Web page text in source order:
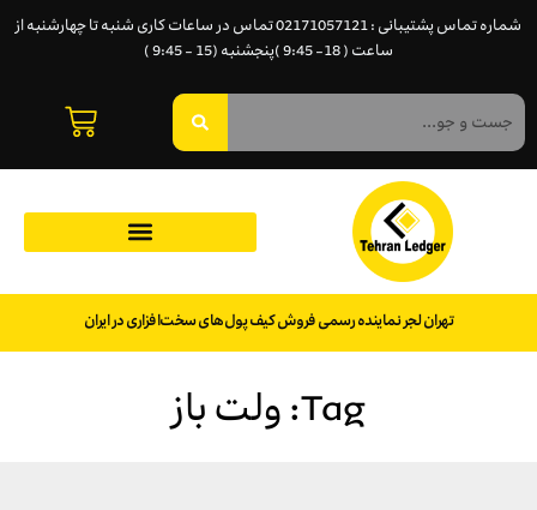
شماره تماس پشتیبانی : 02171057121 تماس در ساعات کاری شنبه تا چهارشنبه از
ساعت ( 18- 9:45 )پنجشنبه (15 - 9:45 )
تهران لجر نماینده رسمی فروش کیف پول‌های سخت‌افزاری در ایران
Tag: ولت باز